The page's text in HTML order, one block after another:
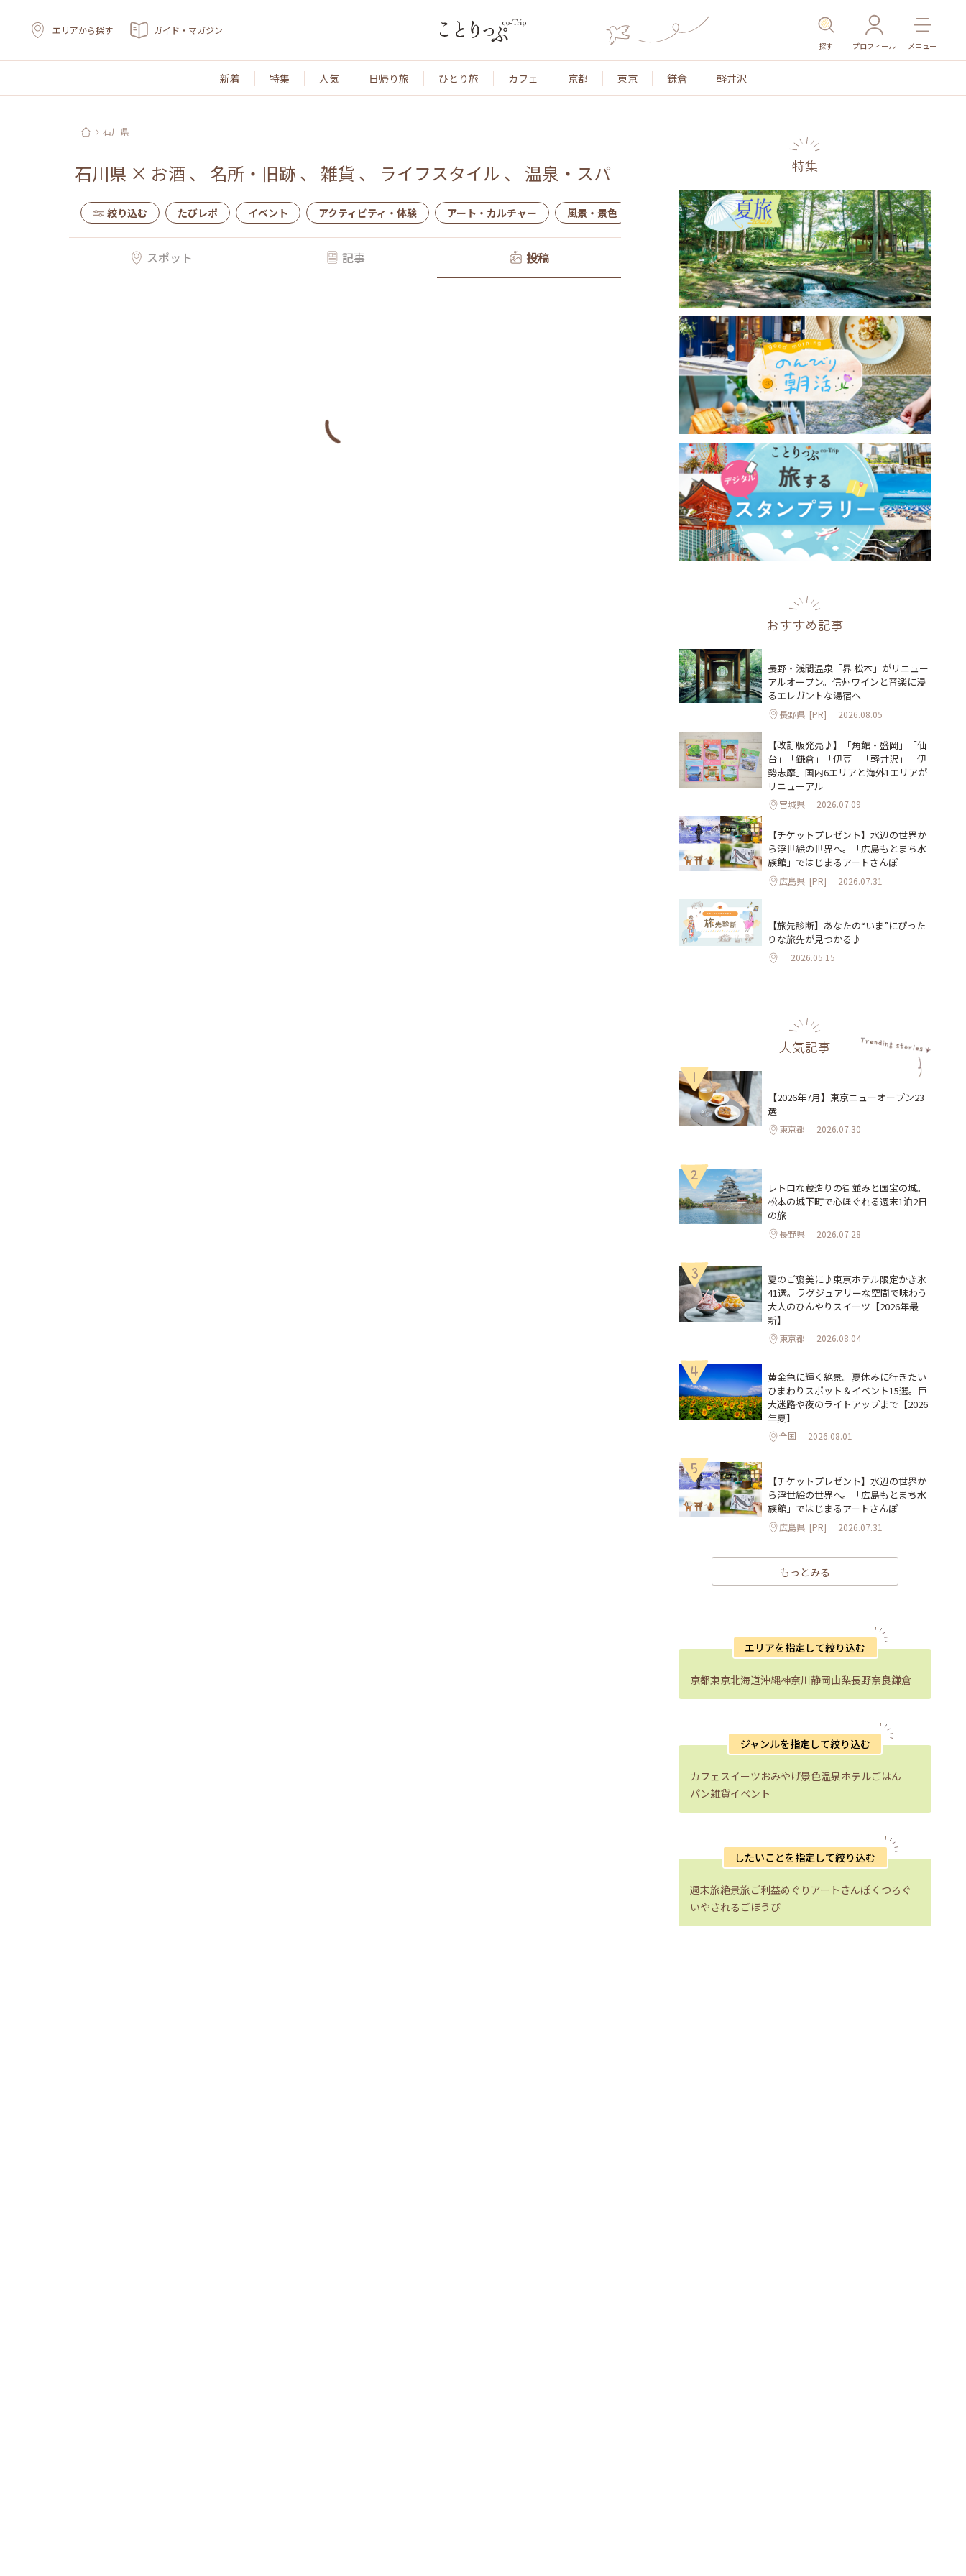
エリアから探す ガイド・マガジン
探す プロフィール メニュー
新着 特集 人気 日帰り旅 ひとり旅 カフェ 京都 東京 鎌倉 軽井沢
石川県
石川県 × お酒 、 名所・旧跡 、 雑貨 、 ライフスタイル 、 温泉・スパ
絞り込む たびレポ イベント アクティビティ・体験 アート・カルチャー 風景・景色 名所・旧跡 温泉・スパ その他施設 ごはん
スポット 記事 投稿
特集
おすすめ記事
長野・浅間温泉「界 松本」がリニュー
アルオープン。信州ワインと音楽に浸
るエレガントな湯宿へ
長野県 [PR] 2026.08.05
【改訂版発売♪】「角館・盛岡」「仙
台」「鎌倉」「伊豆」「軽井沢」「伊
勢志摩」国内6エリアと海外1エリアが
リニューアル
宮城県 2026.07.09
【チケットプレゼント】水辺の世界か
ら浮世絵の世界へ。「広島もとまち水
族館」ではじまるアートさんぽ
広島県 [PR] 2026.07.31
【旅先診断】あなたの“いま”にぴった
りな旅先が見つかる♪
2026.05.15
人気記事
1
【2026年7月】東京ニューオープン23
選
東京都 2026.07.30
2
レトロな蔵造りの街並みと国宝の城。
松本の城下町で心ほぐれる週末1泊2日
の旅
長野県 2026.07.28
3
夏のご褒美に♪東京ホテル限定かき氷
41選。ラグジュアリーな空間で味わう
大人のひんやりスイーツ【2026年最
新】
東京都 2026.08.04
4
黄金色に輝く絶景。夏休みに行きたい
ひまわりスポット＆イベント15選。巨
大迷路や夜のライトアップまで【2026
年夏】
全国 2026.08.01
5
【チケットプレゼント】水辺の世界か
ら浮世絵の世界へ。「広島もとまち水
族館」ではじまるアートさんぽ
広島県 [PR] 2026.07.31
もっとみる
エリアを指定して絞り込む
京都東京北海道沖縄神奈川静岡山梨長野奈良鎌倉
ジャンルを指定して絞り込む
カフェスイーツおみやげ景色温泉ホテルごはん
パン雑貨イベント
したいことを指定して絞り込む
週末旅絶景旅ご利益めぐり アートさんぽ くつろぐ
いやされる ごほうび